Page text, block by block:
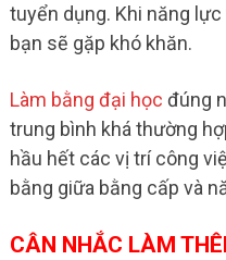
tuyển dụng. Khi năng
bạn sẽ gặp khó khăn.
Làm bằng đại học đúng
trung bình khá thường
hầu hết các vị trí công
bằng giữa bằng cấp và
CÂN NHẮC LÀM